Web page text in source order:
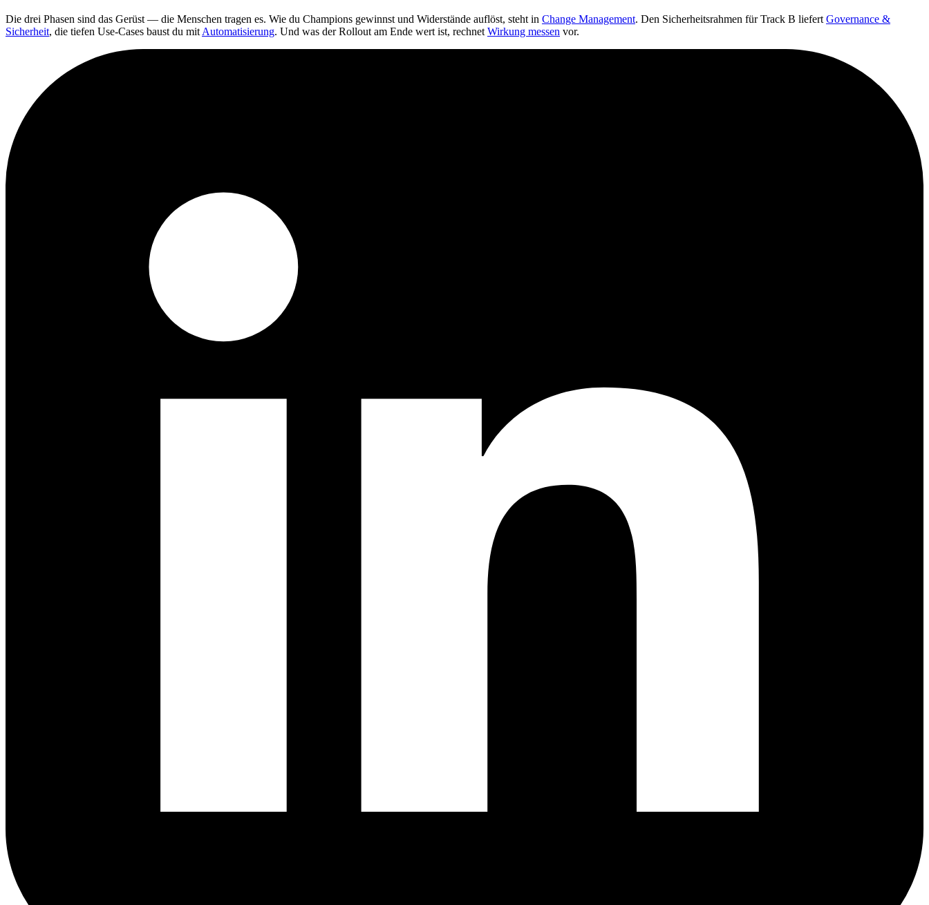
Die drei Phasen sind das Gerüst — die Menschen tragen es. Wie du Champions gewinnst und Widerstände auflöst, steht in Change Management. Den Sicherheitsrahmen für Track B liefert Governance &
Sicherheit, die tiefen Use-Cases baust du mit Automatisierung. Und was der Rollout am Ende wert ist, rechnet Wirkung messen vor.